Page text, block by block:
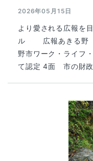
2026年05月15日
より愛される広報を
ル 広報あきる野 2
野市ワーク・ライ
て認定 4面 市の財